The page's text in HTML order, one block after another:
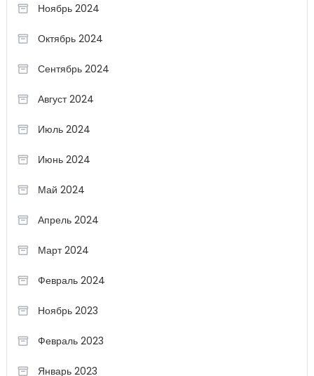
Ноябрь 2024
Октябрь 2024
Сентябрь 2024
Август 2024
Июль 2024
Июнь 2024
Май 2024
Апрель 2024
Март 2024
Февраль 2024
Ноябрь 2023
Февраль 2023
Январь 2023